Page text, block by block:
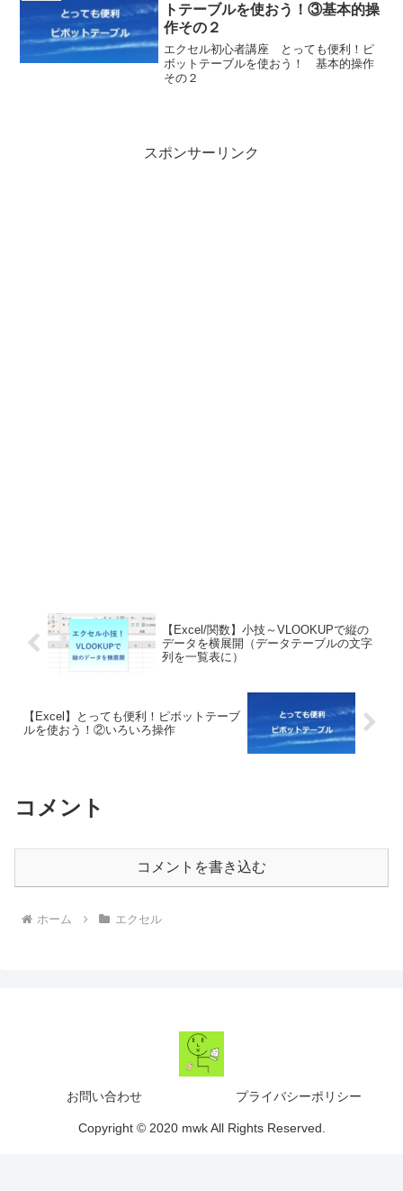
トテーブルを使おう！③基本的操
作その２
エクセル初心者講座 とっても便利！ピ
ボットテーブルを使おう！ 基本的操作
その２
スポンサーリンク
【Excel/関数】小技～VLOOKUPで縦の
データを横展開（データテーブルの文字
列を一覧表に）
【Excel】とっても便利！ピボットテーブ
ルを使おう！②いろいろ操作
コメント
コメントを書き込む
ホーム エクセル
お問い合わせ プライバシーポリシー
Copyright © 2020 mwk All Rights Reserved.